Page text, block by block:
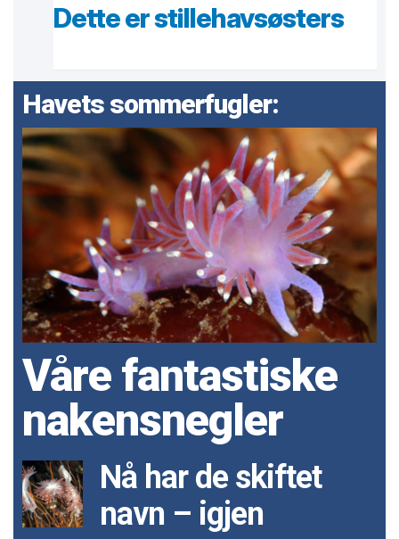
Dette er stillehavsøsters
Havets sommerfugler:
Våre fantastiske
nakensnegler
Nå har de skiftet
navn – igjen